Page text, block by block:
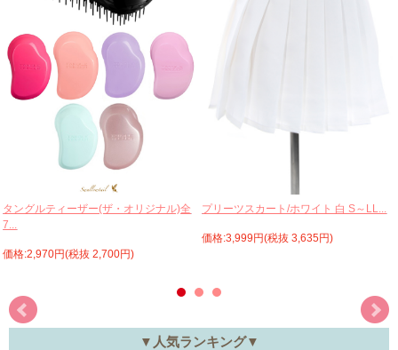
タングルティーザー(ザ・オリジナル)全
7...
価格:2,970円(税抜 2,700円)
プリーツスカート/ホワイト 白 S～LL...
価格:3,999円(税抜 3,635円)
▼人気ランキング▼